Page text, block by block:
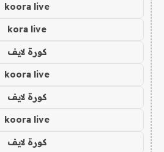
koora live
kora live
كورة لايف
koora live
كورة لايف
koora live
كورة لايف